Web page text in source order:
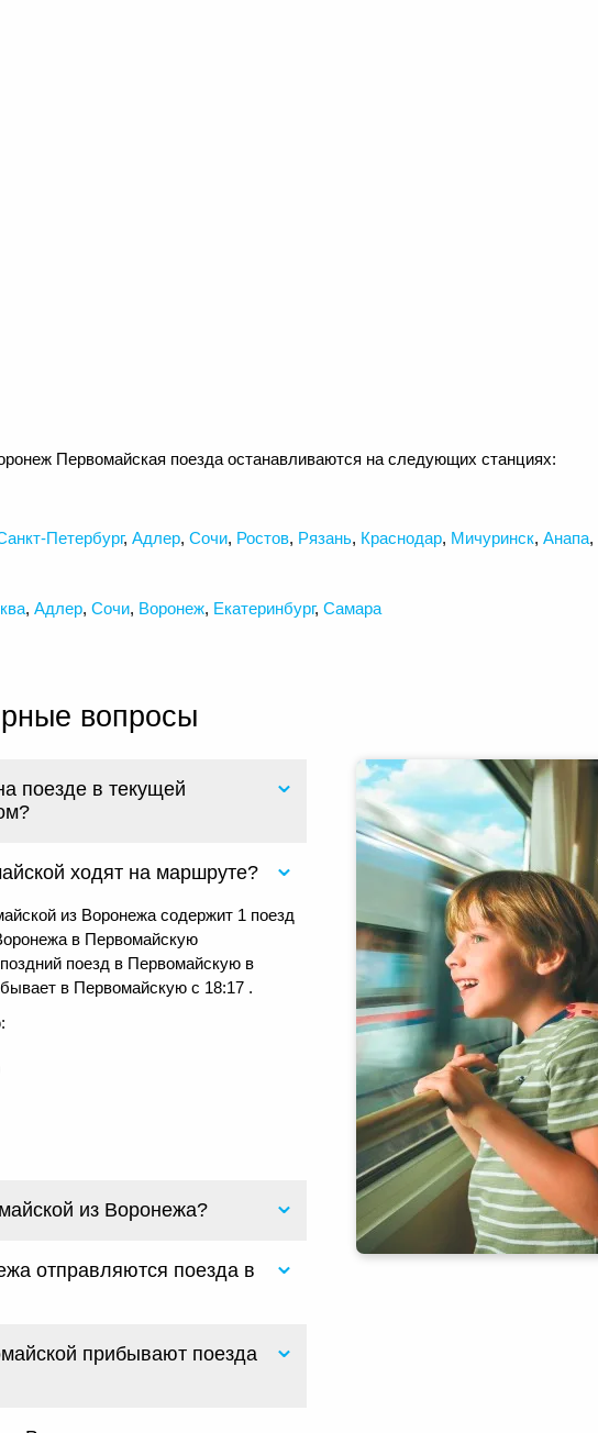
Первомайская поезда останавливаются на следующих станциях:
Петербург, Адлер, Сочи, Ростов, Рязань, Краснодар, Мичуринск, Анапа,
, Адлер, Сочи, Воронеж, Екатеринбург, Самара
вопросы
поезде в текущей
ходят на маршруте?
из Воронежа содержит 1 поезд
в Первомайскую
поезд в Первомайскую в
в Первомайскую с 18:17 .
из Воронежа?
отправляются поезда в
прибывают поезда